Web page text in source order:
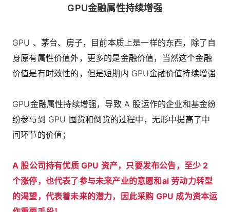
GPU金融属性持续增强
GPU 、茅台、房子，目前本质上是一样的东西，除了自
身原有属性价值外，更多的是金融价值，当然这个金融
价值是有时效性的，但是短期内 GPU金融价值持续增强
GPU金融属性持续增强，导致 A 股运作的企业和基金纷
纷参与到 GPU 囤货和倒货的过程中，无形中提高了中
间环节的价值；
A 股公司持有优质 GPU 资产，只要发布公告，至少 2
个涨停，也代表了参与未来产业的意愿和ai 劳动力转型
的渴望，代表着未来的潜力，因此采购 GPU 成为资本运